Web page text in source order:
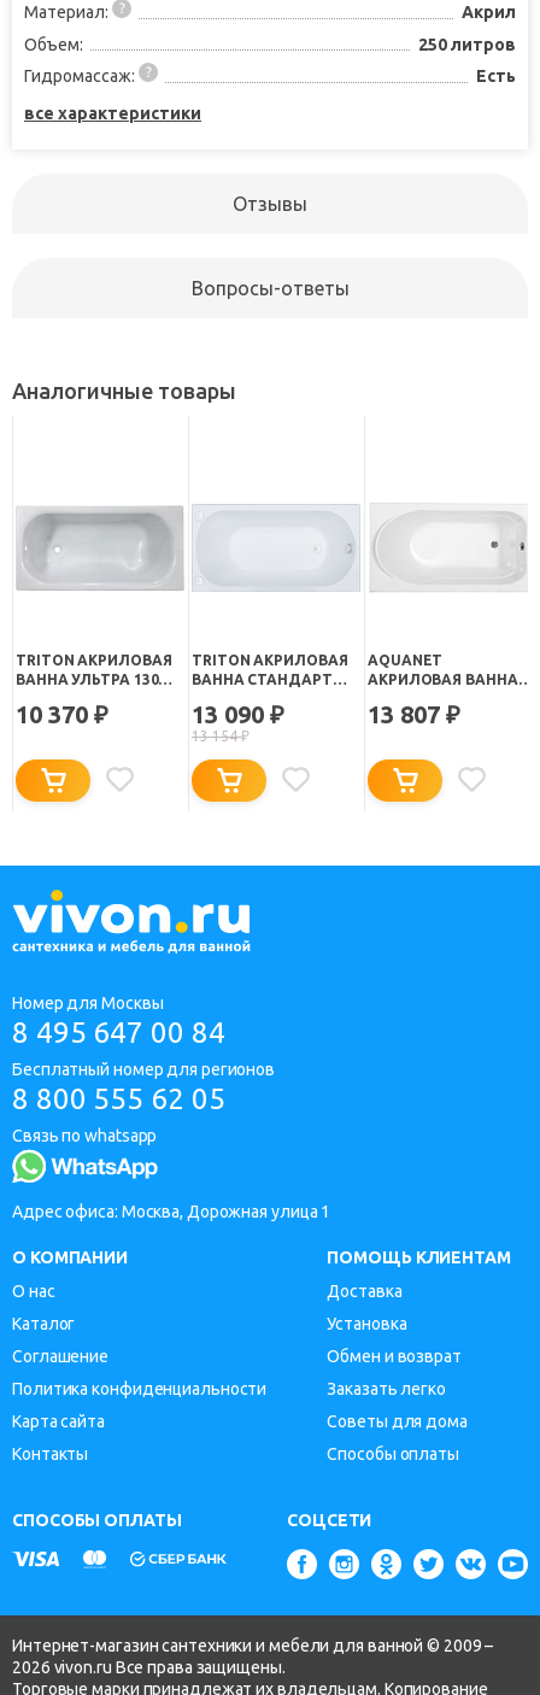
Материал:
Акрил
Объем:
250 литров
Гидромассаж:
Есть
все характеристики
Отзывы
Вопросы-ответы
Аналогичные товары
TRITON АКРИЛОВАЯ
ВАННА УЛЬТРА 130
10 370 ₽
TRITON АКРИЛОВАЯ
ВАННА СТАНДАРТ
13 090 ₽
13 154₽
AQUANET
АКРИЛОВАЯ ВАННА
13 807 ₽
Номер для Москвы
8 495 647 00 84
Бесплатный номер для регионов
8 800 555 62 05
Связь по whatsapp
Адрес офиса: Москва, Дорожная улица 1
О КОМПАНИИ
О нас
Каталог
Соглашение
Политика конфиденциальности
Карта сайта
Контакты
ПОМОЩЬ КЛИЕНТАМ
Доставка
Установка
Обмен и возврат
Заказать легко
Советы для дома
Способы оплаты
СПОСОБЫ ОПЛАТЫ СОЦСЕТИ
Интернет-магазин сантехники и мебели для ванной © 2009 –
2026 vivon.ru Все права защищены.
Торговые марки принадлежат их владельцам. Копирование